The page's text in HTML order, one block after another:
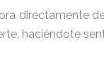
directamente
haciéndote